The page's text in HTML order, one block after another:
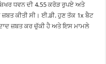
ਧਵਨ ਦੀ 4.55 ਕਰੋੜ ਰੁਪਏ ਅਤੇ
ਕੀਤੀ ਸੀ। ਈ.ਡੀ. ਹੁਣ ਤੱਕ 1x ਬੈਟ
ਜ਼ਬਤ ਕਰ ਚੁੱਕੀ ਹੈ ਅਤੇ ਇਸ ਮਾਮਲੇ